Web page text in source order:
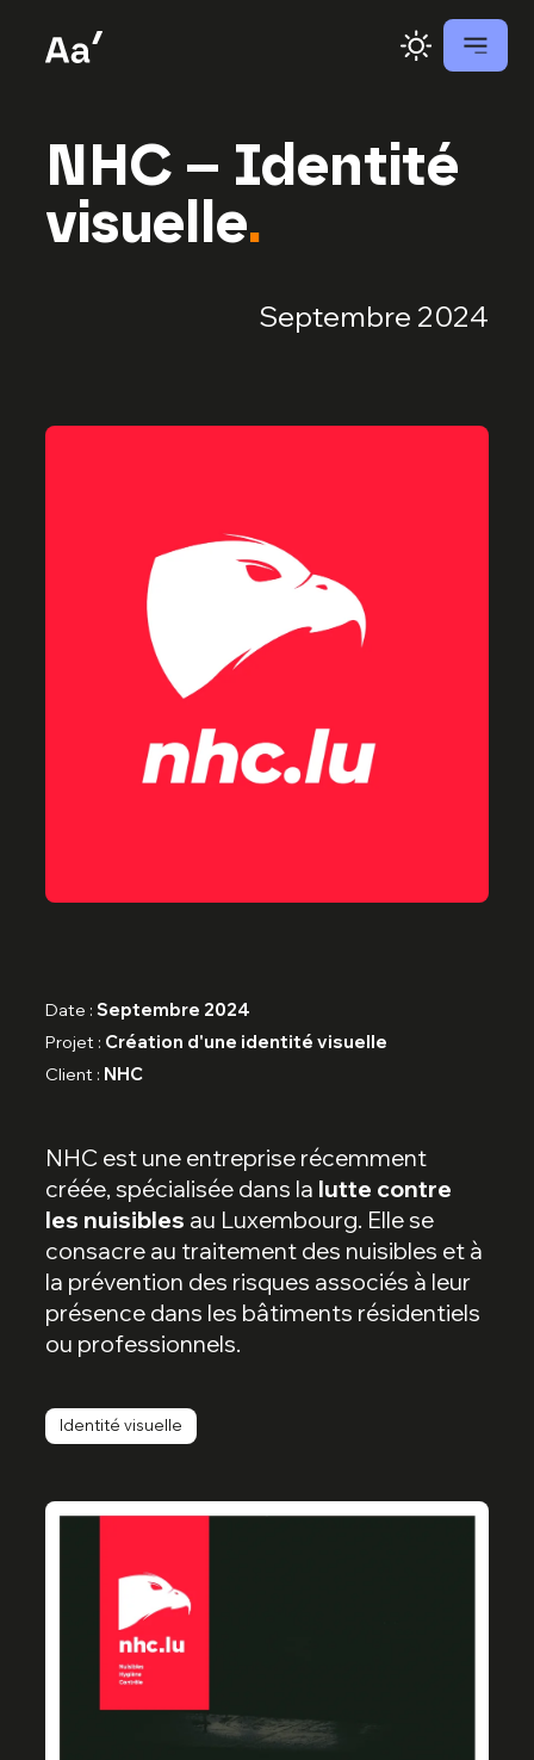
NHC – Identité
visuelle.
Septembre 2024
Date :Septembre 2024
Projet : Création d'une identité visuelle
Client : NHC
NHC est une entreprise récemment
créée, spécialisée dans la lutte contre
les nuisibles au Luxembourg. Elle se
consacre au traitement des nuisibles et à
la prévention des risques associés à leur
présence dans les bâtiments résidentiels
ou professionnels.
Identité visuelle